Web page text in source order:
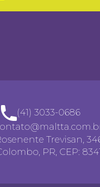
(41) 3033-0686
Trevisan,
PR, CEP: